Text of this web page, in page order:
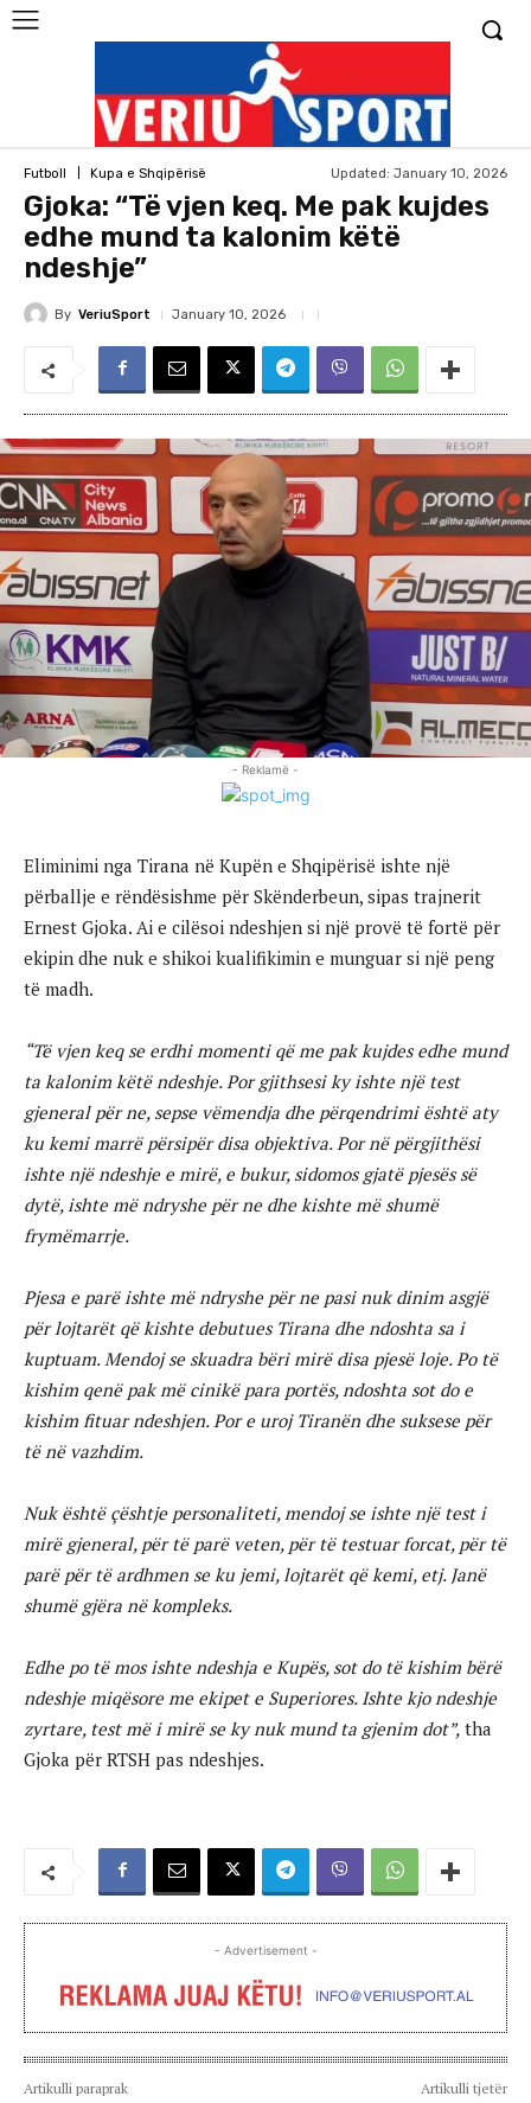
Futboll Kupa e Shqipërisë Updated: January 10, 2026
Gjoka: “Të vjen keq. Me pak kujdes
edhe mund ta kalonim këtë
ndeshje”
By VeriuSport January 10, 2026
- Reklamë -
Eliminimi nga Tirana në Kupën e Shqipërisë ishte një
përballje e rëndësishme për Skënderbeun, sipas trajnerit
Ernest Gjoka. Ai e cilësoi ndeshjen si një provë të fortë për
ekipin dhe nuk e shikoi kualifikimin e munguar si një peng
të madh.
“Të vjen keq se erdhi momenti që me pak kujdes edhe mund
ta kalonim këtë ndeshje. Por gjithsesi ky ishte një test
gjeneral për ne, sepse vëmendja dhe përqendrimi është aty
ku kemi marrë përsipër disa objektiva. Por në përgjithësi
ishte një ndeshje e mirë, e bukur, sidomos gjatë pjesës së
dytë, ishte më ndryshe për ne dhe kishte më shumë
frymëmarrje.
Pjesa e parë ishte më ndryshe për ne pasi nuk dinim asgjë
për lojtarët që kishte debutues Tirana dhe ndoshta sa i
kuptuam. Mendoj se skuadra bëri mirë disa pjesë loje. Po të
kishim qenë pak më cinikë para portës, ndoshta sot do e
kishim fituar ndeshjen. Por e uroj Tiranën dhe suksese për
të në vazhdim.
Nuk është çështje personaliteti, mendoj se ishte një test i
mirë gjeneral, për të parë veten, për të testuar forcat, për të
parë për të ardhmen se ku jemi, lojtarët që kemi, etj. Janë
shumë gjëra në kompleks.
Edhe po të mos ishte ndeshja e Kupës, sot do të kishim bërë
ndeshje miqësore me ekipet e Superiores. Ishte kjo ndeshje
zyrtare, test më i mirë se ky nuk mund ta gjenim dot”, tha
Gjoka për RTSH pas ndeshjes.
- Advertisement -
Artikulli paraprak Artikulli tjetër